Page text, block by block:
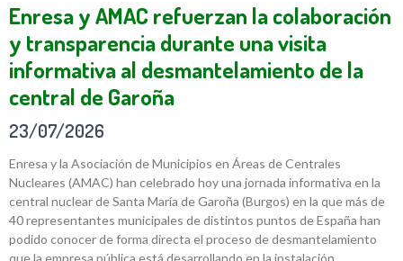
Enresa y AMAC refuerzan la colaboración
y transparencia durante una visita
informativa al desmantelamiento de la
central de Garoña
23/07/2026
Enresa y la Asociación de Municipios en Áreas de Centrales
Nucleares (AMAC) han celebrado hoy una jornada informativa en la
central nuclear de Santa María de Garoña (Burgos) en la que más de
40 representantes municipales de distintos puntos de España han
podido conocer de forma directa el proceso de desmantelamiento